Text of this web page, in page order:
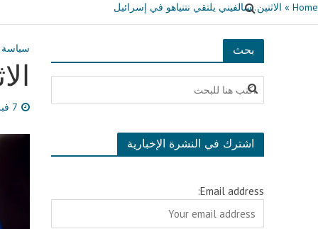
Home
» الاثنين..سالفيني يلتقي نتنياهو في إسرائيل
سياسة
7 فبراير، 2025
بحث
اشترك في النشرة الإخبارية
Email address: